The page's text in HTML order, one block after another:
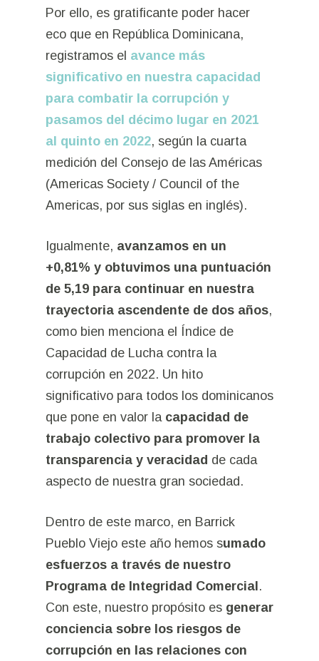
Por ello, es gratificante poder hacer
eco que en República Dominicana,
registramos el avance más
significativo en nuestra capacidad
para combatir la corrupción y
pasamos del décimo lugar en 2021
al quinto en 2022, según la cuarta
medición del Consejo de las Américas
(Americas Society / Council of the
Americas, por sus siglas en inglés).
Igualmente, avanzamos en un
+0,81% y obtuvimos una puntuación
de 5,19 para continuar en nuestra
trayectoria ascendente de dos años,
como bien menciona el Índice de
Capacidad de Lucha contra la
corrupción en 2022. Un hito
significativo para todos los dominicanos
que pone en valor la capacidad de
trabajo colectivo para promover la
transparencia y veracidad de cada
aspecto de nuestra gran sociedad.
Dentro de este marco, en Barrick
Pueblo Viejo este año hemos sumado
esfuerzos a través de nuestro
Programa de Integridad Comercial .
Con este, nuestro propósito es generar
conciencia sobre los riesgos de
corrupción en las relaciones con